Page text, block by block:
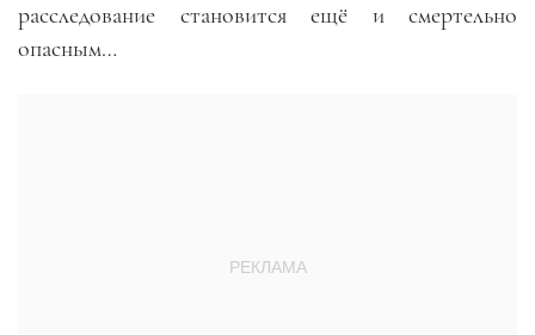
расследование становится ещё и смертельно
опасным…